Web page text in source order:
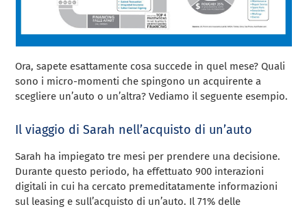
Ora, sapete esattamente cosa succede in quel mese? Quali
sono i micro-momenti che spingono un acquirente a
scegliere un’auto o un’altra? Vediamo il seguente esempio.
Il viaggio di Sarah nell’acquisto di un’auto
Sarah ha impiegato tre mesi per prendere una decisione.
Durante questo periodo, ha effettuato 900 interazioni
digitali in cui ha cercato premeditatamente informazioni
sul leasing e sull’acquisto di un’auto. Il 71% delle